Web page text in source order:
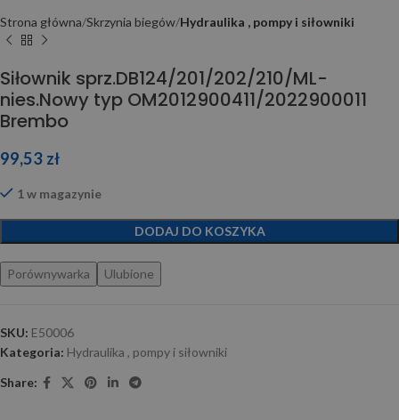
Strona główna Skrzynia biegów Hydraulika , pompy i siłowniki
Siłownik sprz.DB124/201/202/210/ML-
nies.Nowy typ OM2012900411/2022900011
Brembo
99,53 zł
1 w magazynie
DODAJ DO KOSZYKA
Porównywarka Ulubione
SKU: E50006
Kategoria: Hydraulika , pompy i siłowniki
Share: